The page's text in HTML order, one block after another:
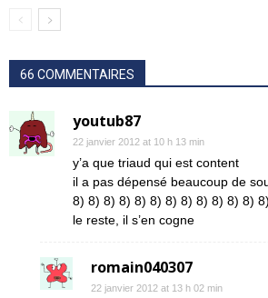
66 COMMENTAIRES
youtub87
22 janvier 2012 at 10 h 13 min
y’a que triaud qui est content
il a pas dépensé beaucoup de
8) 8) 8) 8) 8) 8) 8) 8) 8) 8) 8) 8)
le reste, il s’en cogne
romain040307
22 janvier 2012 at 13 h 02 min